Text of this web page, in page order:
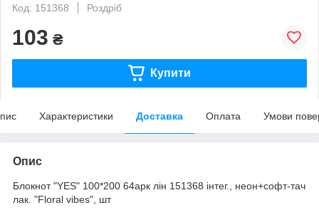
Код: 151368
Роздріб
103 ₴
Купити
Характеристики Доставка Оплата Умови
Опис
Блокнот "YES" 100*200 64арк лін 151368 інтег., неон+софт-тач
лак. "Floral vibes", шт